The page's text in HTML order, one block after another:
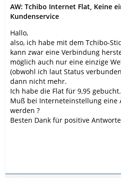
AW: Tchibo Internet Flat, Keine
Kundenservice
Hallo,
also, ich habe mit dem Tchibo-
kann zwar eine Verbindung
möglich auch nur eine einzige
(obwohl ich laut Status
dann nicht mehr.
Ich habe die Flat für 9,95 gebucht.
Muß bei Interneteinstellung eine
werden ?
Besten Dank für positive